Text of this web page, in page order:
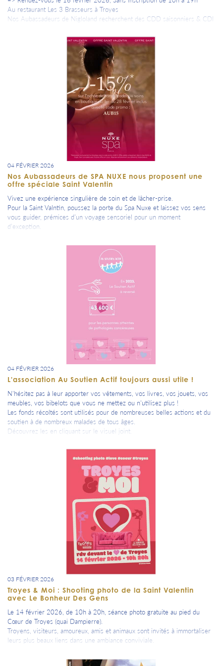
Au restaurant Les 3 Brasseurs à Troyes
Nos Aubassadeurs de Nigloland recherchent des CDD saisonniers & CDI
Venez quand vous voulez avec votre CV, consultez nos offres d’emploi :
Toutes les informations sur www.nigloland.taleez.com
04 FÉVRIER 2026
Nos Aubassadeurs de SPA NUXE nous proposent une
offre spéciale Saint Valentin
Vivez une expérience singulière de soin et de lâcher-prise.
Pour la Saint Valntin, poussez la porte du Spa Nuxe et laissez vos sens
vous guider, prémices d’un voyage sensoriel pour un moment
d’exception.
Et pour cette belle tradition, Pauline Leclerc et son équipe de Spa Nuxe à
Troyes nous propose une remise de 15% avec le code AUB15.
04 FÉVRIER 2026
L'association Au Soutien Actif toujours aussi utile !
N'hésitez pas à leur apporter vos vêtements, vos livres, vos jouets, vos
meubles, vos bibelots que vous ne mettez ou n'utilisez plus !
Les fonds récoltés sont utilisés pour de nombreuses belles actions et du
soutien à de nombreux malades de tous âges.
Découvrez les en cliquant sur le visuel joint.
03 FÉVRIER 2026
Troyes & Moi : Shooting photo de la Saint Valentin
avec Le Bonheur Des Gens
Le 14 février 2026, de 10h à 20h, séance photo gratuite au pied du
Cœur de Troyes (quai Dampierre).
Troyens, visiteurs, amoureux, amis et animaux sont invités à immortaliser
leurs plus beaux liens dans une ambiance conviviale.
Troyes La Champagne Tourisme et l'équipe de photographes du Bonheur